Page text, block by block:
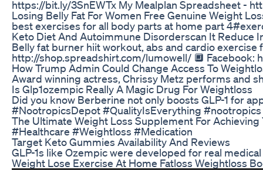
https://bit.ly/3SnEWTx My Mealplan Spreadsheet -
Losing Belly Fat For Women Free Genuine Weight
best exercises for all body parts at home part
Keto Diet And Autoimmune Disorderscan It Reduce
Belly fat burner hiit workout, abs and cardio
http://shop.spreadshirt.com/lumowell/ 🔲 Facebook:
How Trump Admin Could Change Access To
Award winning actress, Chrissy Metz performs and
Is Glp1ozempic Really A Magic Drug For Weightloss
Did you know Berberine not only boosts GLP-1 for
#NootropicsDepot #QualityIsEverything
The Ultimate Weight Loss Supplement For
#Healthcare #Weightloss #Medication
Target Keto Gummies Availability And Reviews
GLP-1s like Ozempic were developed for real
Weight Lose Exercise At Home Fatloss Weightloss